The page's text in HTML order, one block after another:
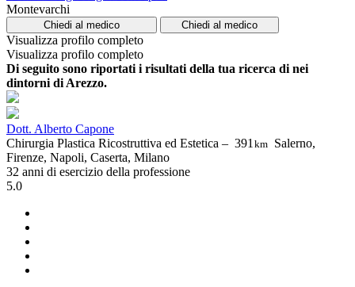
Montevarchi
Chiedi al medico Chiedi al medico
Visualizza profilo completo
Visualizza profilo completo
Di seguito sono riportati i risultati della tua ricerca di nei
dintorni di Arezzo.
Dott. Alberto Capone
Chirurgia Plastica Ricostruttiva ed Estetica – 391km Salerno,
Firenze, Napoli, Caserta, Milano
32 anni di esercizio della professione
5.0